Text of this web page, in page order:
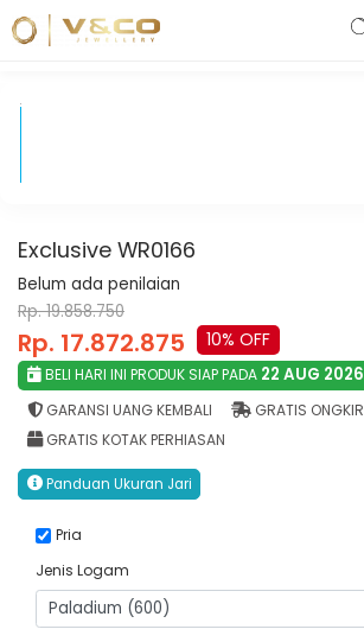
Exclusive WR0166
Belum ada penilaian
Rp. 19.858.750
Rp. 17.872.875 10% OFF
BELI HARI INI PRODUK SIAP PADA 22 AUG 2026
GARANSI UANG KEMBALI
GRATIS ONGKIR
GRATIS KOTAK PERHIASAN
Panduan Ukuran Jari
Pria
Jenis Logam